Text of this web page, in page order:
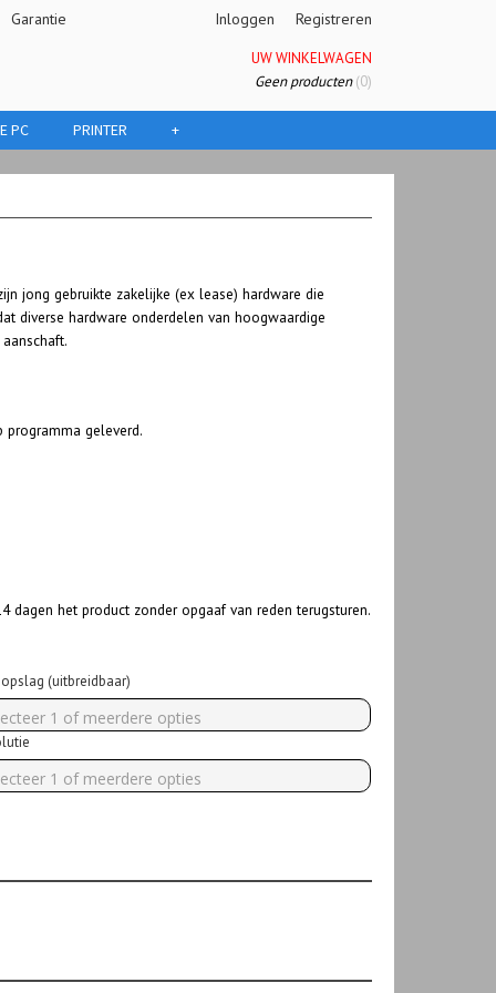
Garantie Inloggen Registreren
UW WINKELWAGEN
Geen producten(0)
PC PRINTER +
jong gebruikte zakelijke (ex lease) hardware die
diverse hardware onderdelen van hoogwaardige
programma geleverd.
dagen het product zonder opgaaf van reden terugsturen.
opslag (uitbreidbaar)
1 of meerdere opties
1 of meerdere opties